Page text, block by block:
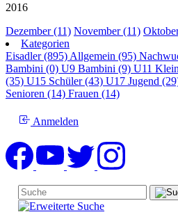
2016
Dezember (11) November (11)
Kategorien
Eisadler (895) Allgemein (95)
Bambini (0) U9 Bambini (9) U11
(35) U15 Schüler (43) U17 Jugend
Senioren (14) Frauen (14)
Anmelden